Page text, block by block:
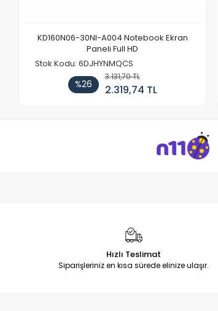
KD160N06-30NI-A004 Notebook Ekran
Paneli Full HD
Stok Kodu: 6DJHYNMQCS
%26
3.131,70 TL
2.319,74 TL
Hızlı Teslimat
Siparişleriniz en kısa sürede elinize ulaşır.